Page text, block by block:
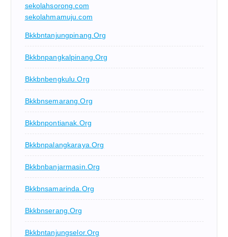
sekolahsorong.com
sekolahmamuju.com
Bkkbntanjungpinang.org
Bkkbnpangkalpinang.org
Bkkbnbengkulu.org
Bkkbnsemarang.org
Bkkbnpontianak.org
Bkkbnpalangkaraya.org
Bkkbnbanjarmasin.org
Bkkbnsamarinda.org
Bkkbnserang.org
Bkkbntanjungselor.org